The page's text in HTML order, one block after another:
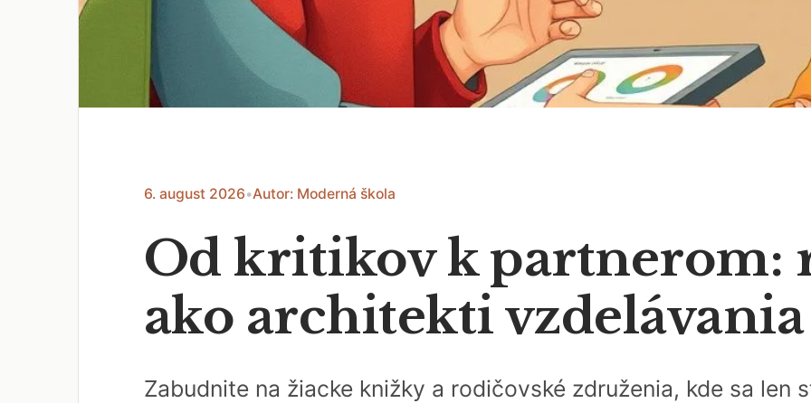
6. august 2026•Autor: Moderná škola
Od kritikov k partnerom:
ako architekti
Zabudnite na žiacke knižky a rodičovské združenia, kde sa len